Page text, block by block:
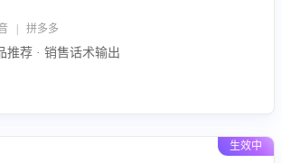
| 拼多多
推荐 · 销售话术输出
生效中